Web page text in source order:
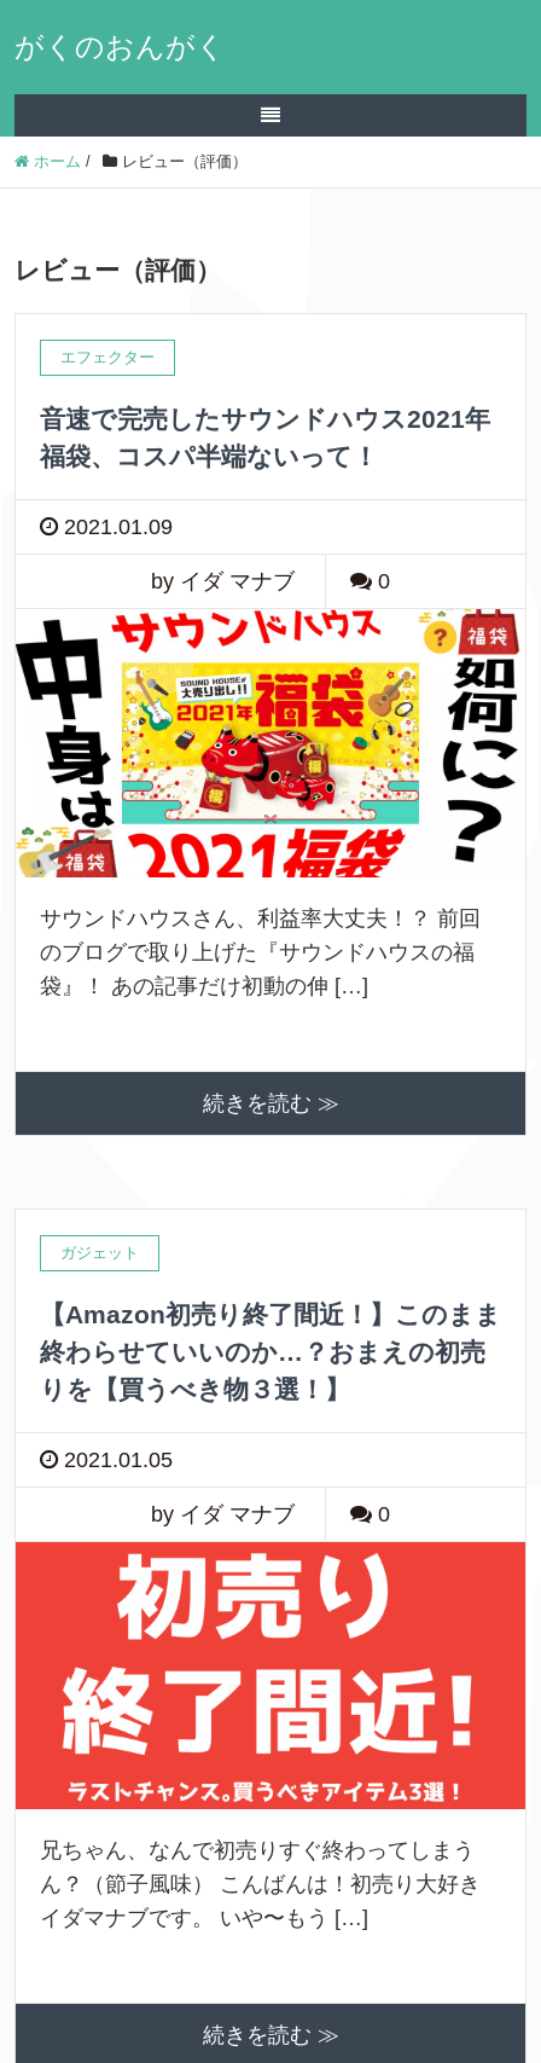
がくのおんがく
ホーム / レビュー（評価）
レビュー（評価）
エフェクター
音速で完売したサウンドハウス2021年
福袋、コスパ半端ないって！
2021.01.09
by イダ マナブ 0
サウンドハウスさん、利益率大丈夫！？ 前回
のブログで取り上げた『サウンドハウスの福
袋』！ あの記事だけ初動の伸 […]
続きを読む ≫
ガジェット
【Amazon初売り終了間近！】このまま
終わらせていいのか…？おまえの初売
りを【買うべき物３選！】
2021.01.05
by イダ マナブ 0
兄ちゃん、なんで初売りすぐ終わってしまう
ん？（節子風味） こんばんは！初売り大好き
イダマナブです。 いや〜もう […]
続きを読む ≫